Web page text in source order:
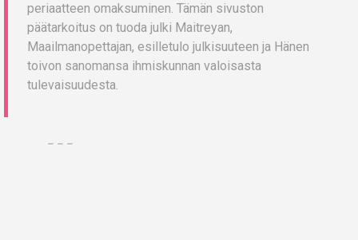
periaatteen omaksuminen. Tämän sivuston
päätarkoitus on tuoda julki Maitreyan,
Maailmanopettajan, esilletulo julkisuuteen ja Hänen
toivon sanomansa ihmiskunnan valoisasta
tulevaisuudesta.
– – –